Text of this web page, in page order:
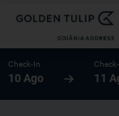
Check-In
10 Ago 11